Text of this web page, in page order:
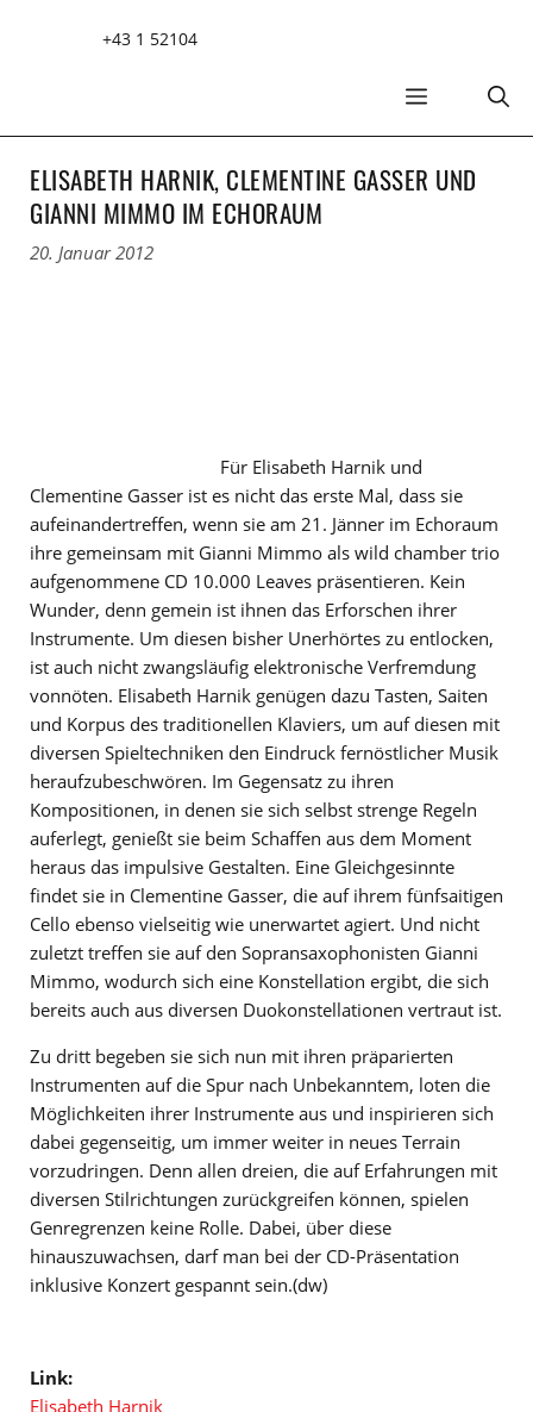
+43 1 52104
MENÜ
ELISABETH HARNIK, CLEMENTINE GASSER UND
GIANNI MIMMO IM ECHORAUM
20. Januar 2012
Für Elisabeth Harnik und
Clementine Gasser ist es nicht das erste Mal, dass sie
aufeinandertreffen, wenn sie am 21. Jänner im Echoraum
ihre gemeinsam mit Gianni Mimmo als wild chamber trio
aufgenommene CD 10.000 Leaves präsentieren. Kein
Wunder, denn gemein ist ihnen das Erforschen ihrer
Instrumente. Um diesen bisher Unerhörtes zu entlocken,
ist auch nicht zwangsläufig elektronische Verfremdung
vonnöten. Elisabeth Harnik genügen dazu Tasten, Saiten
und Korpus des traditionellen Klaviers, um auf diesen mit
diversen Spieltechniken den Eindruck fernöstlicher Musik
heraufzubeschwören. Im Gegensatz zu ihren
Kompositionen, in denen sie sich selbst strenge Regeln
auferlegt, genießt sie beim Schaffen aus dem Moment
heraus das impulsive Gestalten. Eine Gleichgesinnte
findet sie in Clementine Gasser, die auf ihrem fünfsaitigen
Cello ebenso vielseitig wie unerwartet agiert. Und nicht
zuletzt treffen sie auf den Sopransaxophonisten Gianni
Mimmo, wodurch sich eine Konstellation ergibt, die sich
bereits auch aus diversen Duokonstellationen vertraut ist.
Zu dritt begeben sie sich nun mit ihren präparierten
Instrumenten auf die Spur nach Unbekanntem, loten die
Möglichkeiten ihrer Instrumente aus und inspirieren sich
dabei gegenseitig, um immer weiter in neues Terrain
vorzudringen. Denn allen dreien, die auf Erfahrungen mit
diversen Stilrichtungen zurückgreifen können, spielen
Genregrenzen keine Rolle. Dabei, über diese
hinauszuwachsen, darf man bei der CD-Präsentation
inklusive Konzert gespannt sein.(dw)
Link:
Elisabeth Harnik